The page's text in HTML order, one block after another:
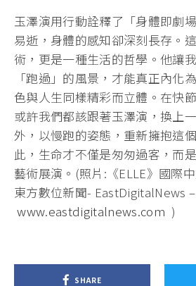
玉澤演用行動詮釋了「身體即劇
易逝，身體的感知卻深刻長存。
術，更是一種生活的哲學。他讓
「跑過」的風景，才能真正內化
色與人生同樣精彩而立體。在快
或許我們都該跟著玉澤演，換上
外，以慢跑的姿態，重新擁抱這
此，生命才不僅是匆匆過客，而
藝術展演。(照片:《ELLE》國際
東方數位新聞- EastDigitalNews –
www.eastdigitalnews.com )
SHARE